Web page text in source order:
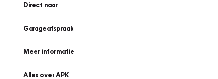
Direct naar
Garageafspraak
Meer informatie
Alles over APK